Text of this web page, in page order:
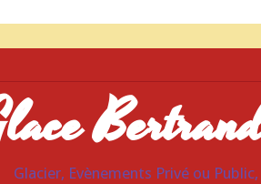
Glacier, Evènements Privé ou